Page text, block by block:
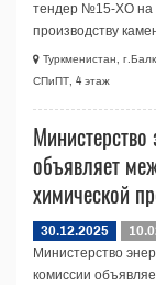
тендер №15-ХО на
производству
Туркменистан,
СПиПТ, 4 этаж
Министерство
объявляет
химической
30.12.2025
Министерство
комиссии